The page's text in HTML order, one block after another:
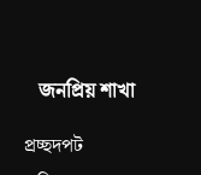
জনপ্রিয় শাখা
প্রচ্ছদপট